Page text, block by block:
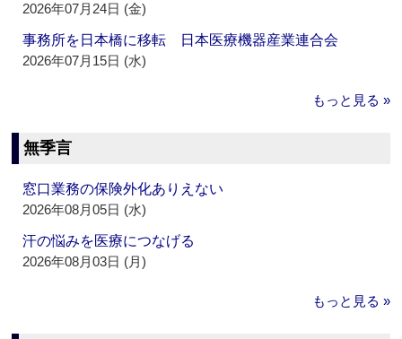
2026年07月24日 (金)
事務所を日本橋に移転 日本医療機器産業連合会
2026年07月15日 (水)
もっと見る »
無季言
窓口業務の保険外化ありえない
2026年08月05日 (水)
汗の悩みを医療につなげる
2026年08月03日 (月)
もっと見る »